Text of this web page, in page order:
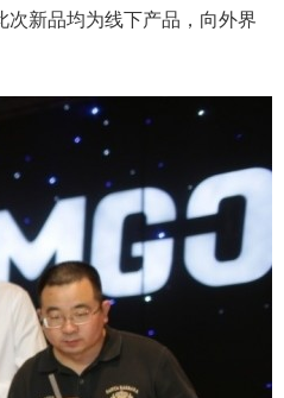
次新品均为线下产品，向外界